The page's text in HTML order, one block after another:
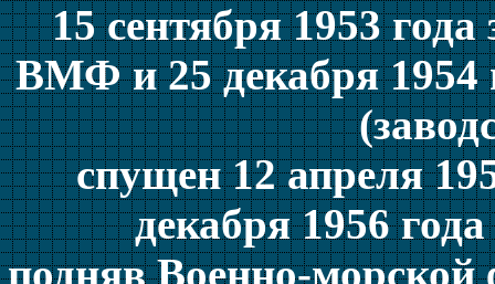
15 сентября 1953
ВМФ и 25 декабря 1954
спущен 12 апреля
декабря 1956
подняв Военно-